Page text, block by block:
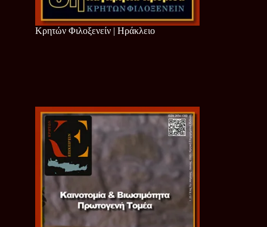
Κρητών Φιλοξενείν | Ηράκλειο